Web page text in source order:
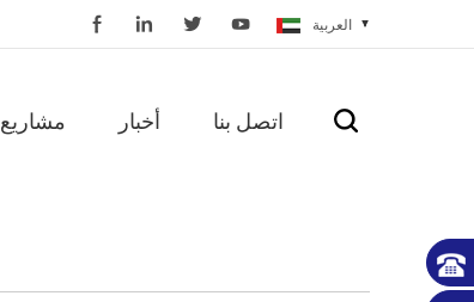
العربية
مشاريع أخبار اتصل بنا